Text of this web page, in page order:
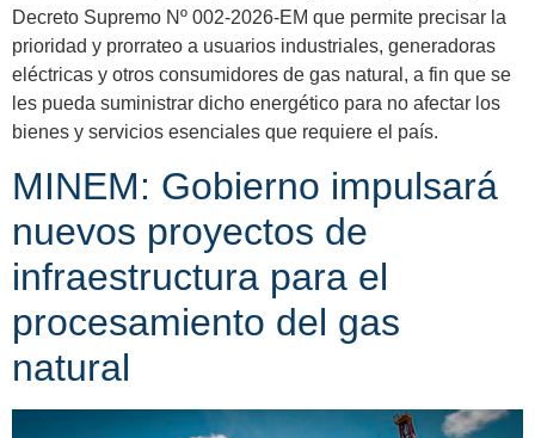
Decreto Supremo Nº 002-2026-EM que permite precisar la
prioridad y prorrateo a usuarios industriales, generadoras
eléctricas y otros consumidores de gas natural, a fin que se
les pueda suministrar dicho energético para no afectar los
bienes y servicios esenciales que requiere el país.
MINEM: Gobierno impulsará
nuevos proyectos de
infraestructura para el
procesamiento del gas
natural